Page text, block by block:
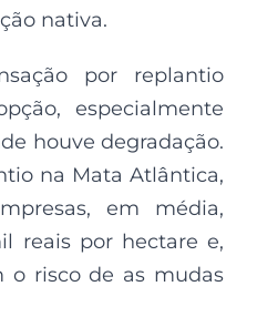
nativa.
por replantio
especialmente
houve degradação.
na Mata Atlântica,
em média,
reais por hectare e,
o risco de as mudas